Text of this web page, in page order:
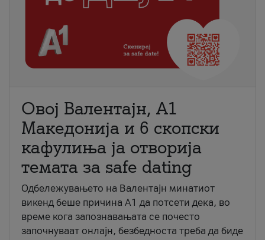
Овој Валентајн, A1
Македонија и 6 скопски
кафулиња ја отворија
темата за safe dating
Одбележувањето на Валентајн минатиот
викенд беше причина А1 да потсети дека, во
време кога запознавањата се почесто
започнуваат онлајн, безбедноста треба да биде